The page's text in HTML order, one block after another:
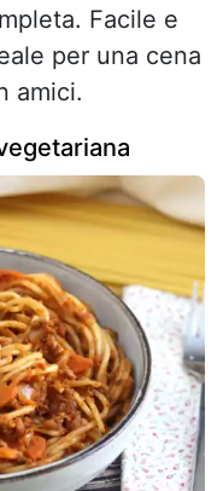
Facile e
per una cena
amici.